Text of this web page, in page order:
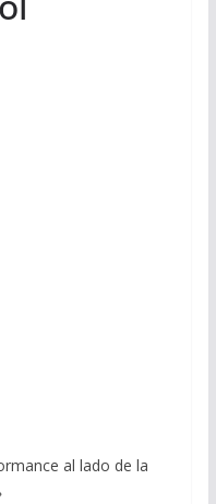
al lado de la